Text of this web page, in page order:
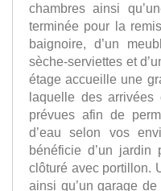
chambres ainsi
terminée pour la
baignoire, d’un
sèche-serviettes et
étage accueille une
laquelle des arrivées
prévues afin de
d’eau selon vos
bénéficie d’un jardin
clôturé avec portillon.
ainsi qu’un garage